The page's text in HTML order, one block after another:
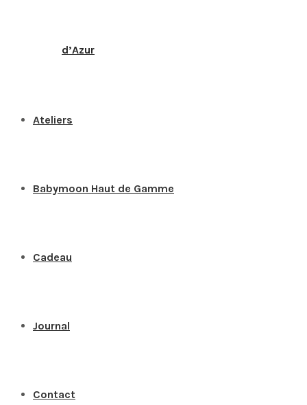
d’Azur
Ateliers
Babymoon Haut de Gamme
Cadeau
Journal
Contact